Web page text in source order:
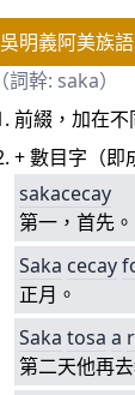
吳明義阿美族
（詞幹: saka）
前綴，加在不
+ 數目字（即
sakacecay
第一，首先。
Saka cecay
正月。
Saka tosa a
第二天他再